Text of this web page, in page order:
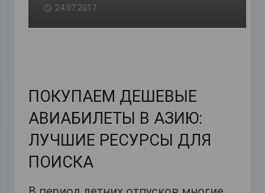
24.07.2017
ПОКУПАЕМ ДЕШЕВЫЕ
АВИАБИЛЕТЫ В АЗИЮ:
ЛУЧШИЕ РЕСУРСЫ ДЛЯ
ПОИСКА